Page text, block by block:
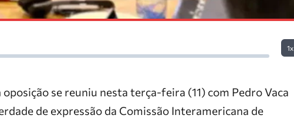
1x
se reuniu nesta terça-feira (11) com Pedro Vaca
de expressão da Comissão Interamericana de